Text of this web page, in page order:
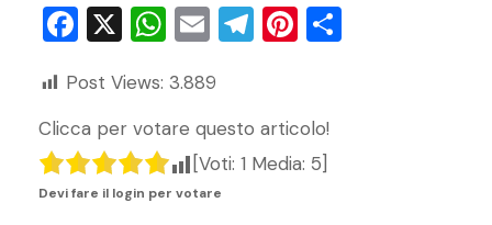
F
c
e
b
o
X W
at
s
A
p
E
ai
l
T
gr
a
Pi
e
st
Post Views: 3.889
Clicca per votare questo articolo!
[Voti: 1 Media: 5]
Devi fare il login per votare